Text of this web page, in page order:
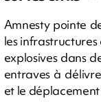
Amnesty pointe
les
explosives dans
entraves à
et le